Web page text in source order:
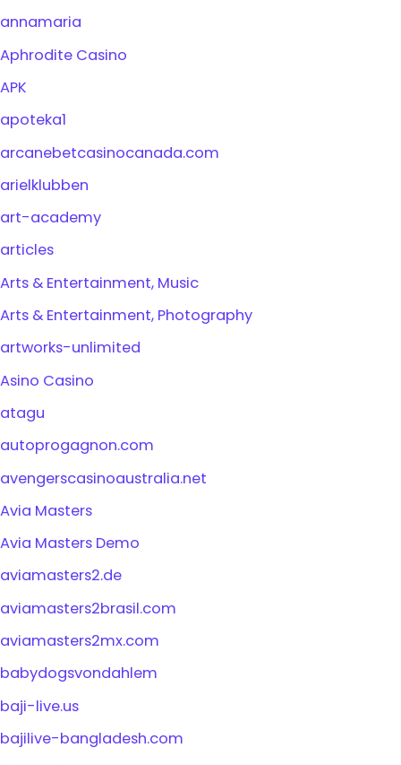
annamaria
Aphrodite Casino
APK
apoteka1
arcanebetcasinocanada.com
arielklubben
art-academy
articles
Arts & Entertainment, Music
Arts & Entertainment, Photography
artworks-unlimited
Asino Casino
atagu
autoprogagnon.com
avengerscasinoaustralia.net
Avia Masters
Avia Masters Demo
aviamasters2.de
aviamasters2brasil.com
aviamasters2mx.com
babydogsvondahlem
baji-live.us
bajilive-bangladesh.com